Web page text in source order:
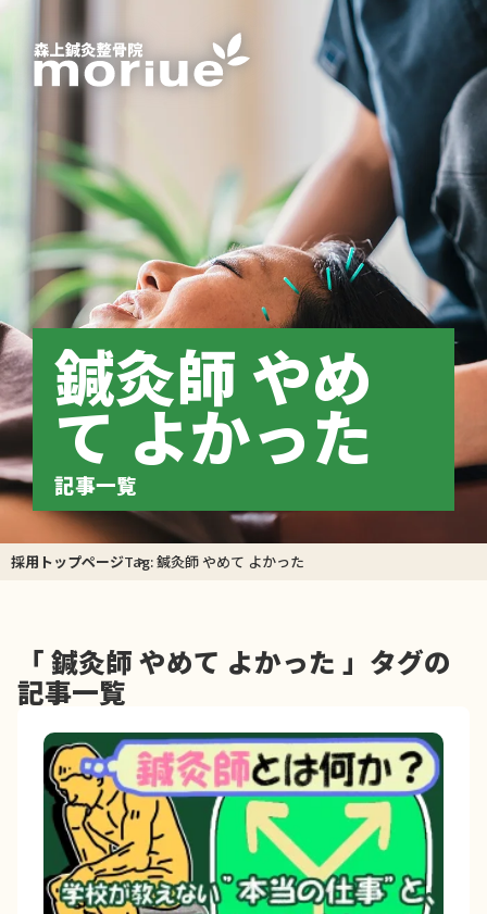
鍼灸師 やめ
て よかった
記事一覧
採用トップページTag: 鍼灸師 やめて よかった
「 鍼灸師 やめて よかった 」タグの
記事一覧